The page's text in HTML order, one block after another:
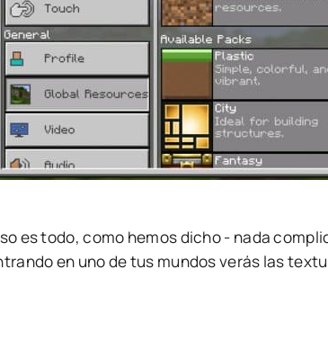
es todo, como hemos dicho - nada
en uno de tus mundos verás las